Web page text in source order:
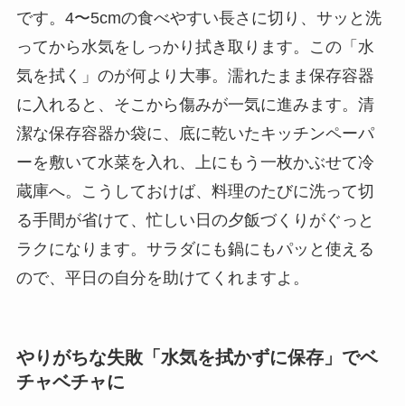
です。4〜5cmの食べやすい長さに切り、サッと洗
ってから水気をしっかり拭き取ります。この「水
気を拭く」のが何より大事。濡れたまま保存容器
に入れると、そこから傷みが一気に進みます。清
潔な保存容器か袋に、底に乾いたキッチンペーパ
ーを敷いて水菜を入れ、上にもう一枚かぶせて冷
蔵庫へ。こうしておけば、料理のたびに洗って切
る手間が省けて、忙しい日の夕飯づくりがぐっと
ラクになります。サラダにも鍋にもパッと使える
ので、平日の自分を助けてくれますよ。
やりがちな失敗「水気を拭かずに保存」でベ
チャベチャに